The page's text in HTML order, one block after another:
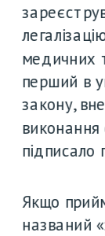
медичних
перший в
закону,
виконання
підписало
Якщо
названий